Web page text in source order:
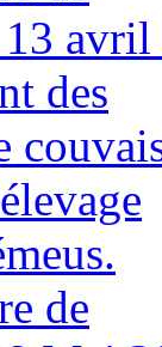
avril
des
de